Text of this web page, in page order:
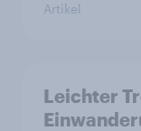
Artikel
Leichter